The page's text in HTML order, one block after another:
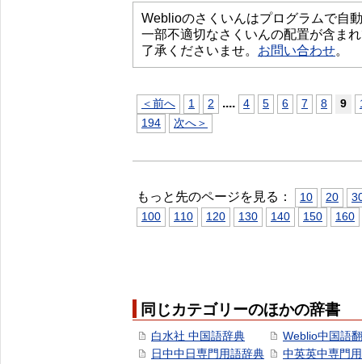
Weblioのさくいんはプログラムで自
一部不適切なさくいんの配置が含ま
了承くださいませ。 お問い合わせ。
＜前へ 1 2 .... 4 5 6 7 8 9
194
次へ＞
もっと先のページを見る： 10 20
100
110 120 130 140 150 160
同じカテゴリーのほかの辞書
白水社 中国語辞典
日中中日専門用語辞典
Weblio中国語
中英英中専門